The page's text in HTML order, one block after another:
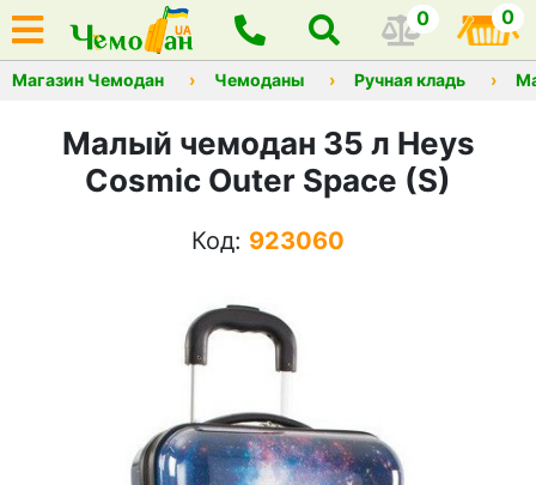
0 0
Магазин Чемодан Чемоданы Ручная кладь
Малый чемодан 35 л Heys
Cosmic Outer Space (S)
Код: 923060